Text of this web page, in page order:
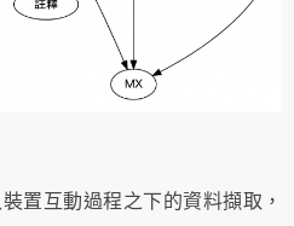
置互動過程之下的資料擷取，